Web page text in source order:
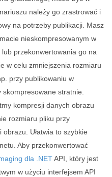
należy go zrastrować i
na potrzeby publikacji. Masz
nieskompresowanym w
przekonwertowania go na
w celu zmniejszenia rozmiaru
przy publikowaniu w
stratnie.
kompresji danych obrazu
rozmiaru pliku przy
Ułatwia to szybkie
Aby przekonwertować
dla .NETAPI, który jest
w użyciu interfejsem API